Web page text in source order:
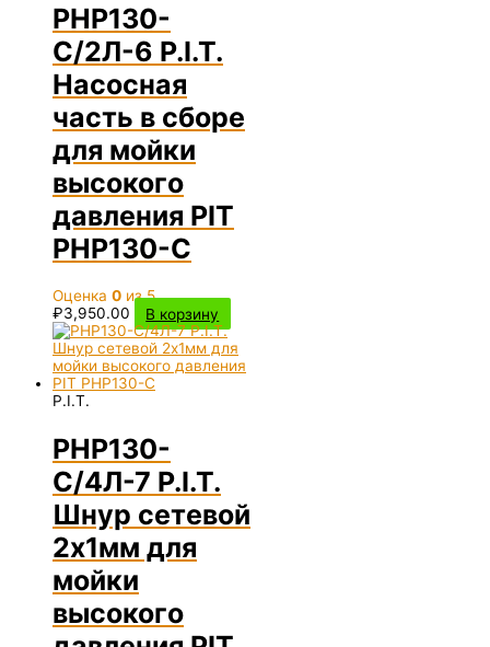
PHP130-
C/2Л-6 P.I.T.
Насосная
часть в сборе
для мойки
высокого
давления PIT
PHP130-C
Оценка 0 из 5
₽3,950.00 В корзину
P.I.T.
PHP130-
C/4Л-7 P.I.T.
Шнур сетевой
2х1мм для
мойки
высокого